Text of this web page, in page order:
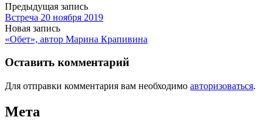
Предыдущая запись
Встреча 20 ноября 2019
Новая запись
«Обет», автор Марина Крапивина
Оставить комментарий
Для отправки комментария вам необходимо авторизоваться.
Мета